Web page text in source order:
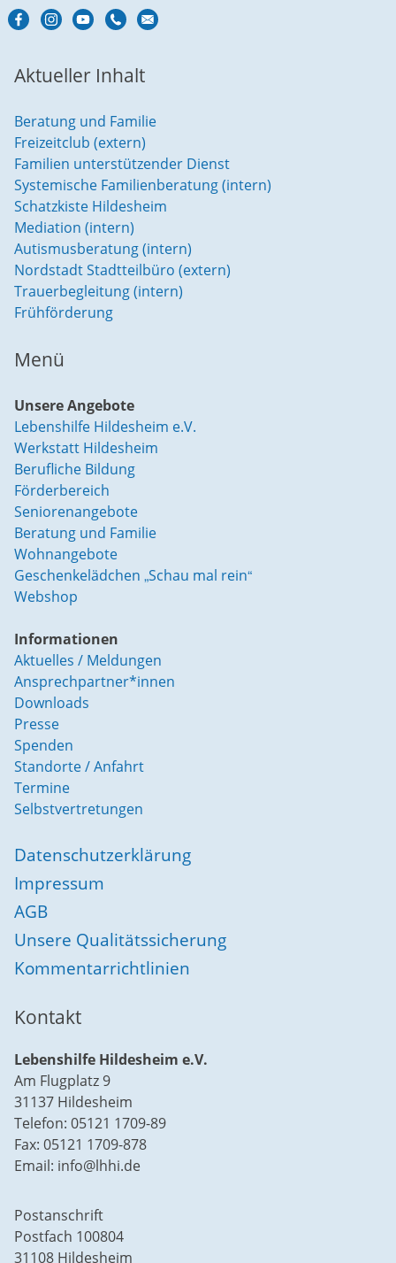
Aktueller Inhalt
Beratung und Familie
Freizeitclub (extern)
Familien unterstützender Dienst
Systemische Familienberatung (intern)
Schatzkiste Hildesheim
Mediation (intern)
Autismusberatung (intern)
Nordstadt Stadtteilbüro (extern)
Trauerbegleitung (intern)
Frühförderung
Menü
Unsere Angebote
Lebenshilfe Hildesheim e.V.
Werkstatt Hildesheim
Berufliche Bildung
Förderbereich
Seniorenangebote
Beratung und Familie
Wohnangebote
Geschenkelädchen „Schau mal rein“
Webshop
Informationen
Aktuelles / Meldungen
Ansprechpartner*innen
Downloads
Presse
Spenden
Standorte / Anfahrt
Termine
Selbstvertretungen
Datenschutzerklärung
Impressum
AGB
Unsere Qualitätssicherung
Kommentarrichtlinien
Kontakt
Lebenshilfe Hildesheim e.V.
Am Flugplatz 9
31137 Hildesheim
Telefon: 05121 1709-89
Fax: 05121 1709-878
Email: info@lhhi.de
Postanschrift
Postfach 100804
31108 Hildesheim